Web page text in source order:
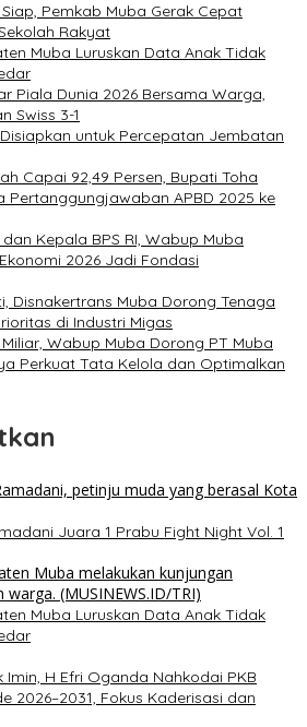
Pemkab Muba Gerak Cepat
Rakyat
Muba Luruskan Data Anak Tidak
Piala Dunia 2026 Bersama Warga,
Swiss 3-1
untuk Percepatan Jembatan
Capai 92,49 Persen, Bupati Toha
Pertanggungjawaban APBD 2025 ke
Kepala BPS RI, Wabup Muba
2026 Jadi Fondasi
Disnakertrans Muba Dorong Tenaga
di Industri Migas
Wabup Muba Dorong PT Muba
Perkuat Tata Kelola dan Optimalkan
Juara 1 Prabu Fight Night Vol. 1
Muba Luruskan Data Anak Tidak
Imin, H Efri Oganda Nahkodai PKB
2026–2031, Fokus Kaderisasi dan